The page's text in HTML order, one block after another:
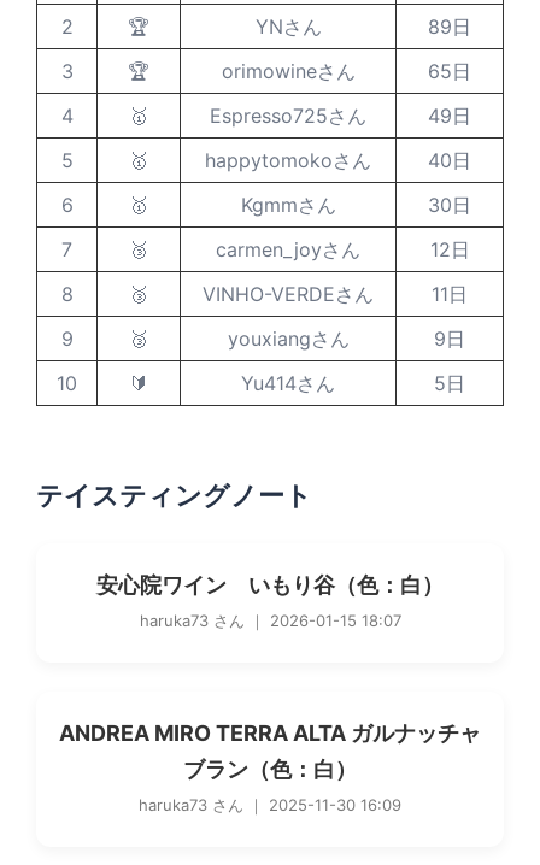
2
🏆 YNさん
89日
3
🏆 orimowineさん
65日
4
🥇 Espresso725さん
49日
5
🥇 happytomokoさん
40日
6
🥇 Kgmmさん
30日
7
🥉 carmen_joyさん
12日
8
🥉 VINHO-VERDEさん
11日
9
🥉 youxiangさん
9日
10
🔰 Yu414さん 5日
テイスティングノート
安心院ワイン いもり谷（色：白）
haruka73 さん ｜ 2026-01-15 18:07
ANDREA MIRO TERRA ALTA ガルナッチャ
ブラン（色：白）
haruka73 さん ｜ 2025-11-30 16:09